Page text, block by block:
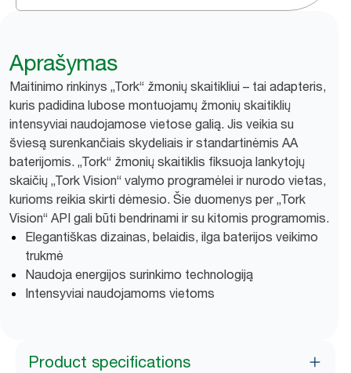
Aprašymas
Maitinimo rinkinys „Tork“ žmonių skaitikliui – tai adapteris,
kuris padidina lubose montuojamų žmonių skaitiklių
intensyviai naudojamose vietose galią. Jis veikia su
šviesą surenkančiais skydeliais ir standartinėmis AA
baterijomis. „Tork“ žmonių skaitiklis fiksuoja lankytojų
skaičių „Tork Vision“ valymo programėlei ir nurodo vietas,
kurioms reikia skirti dėmesio. Šie duomenys per „Tork
Vision“ API gali būti bendrinami ir su kitomis programomis.
Elegantiškas dizainas, belaidis, ilga baterijos veikimo
trukmė
Naudoja energijos surinkimo technologiją
Intensyviai naudojamoms vietoms
Product specifications